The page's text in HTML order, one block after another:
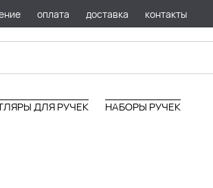
оплата доставка контакты
ДЛЯ РУЧЕК НАБОРЫ РУЧЕК